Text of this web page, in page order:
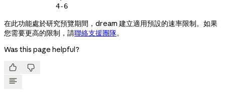
4-6
在此功能處於研究預覽期間，dream 建立適用預設的速率限制。如果
您需要更高的限制，請聯絡支援團隊。
Was this page helpful?
 